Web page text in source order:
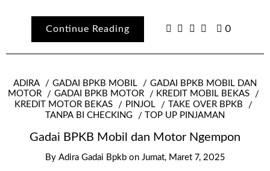
Continue Reading 0
ADIRA GADAI BPKB MOBIL
GADAI BPKB MOBIL DAN
MOTOR
GADAI BPKB MOTOR
KREDIT MOBIL BEKAS
KREDIT MOTOR BEKAS
PINJOL
TAKE OVER BPKB
TANPA BI CHECKING
TOP UP PINJAMAN
Gadai BPKB Mobil dan Motor Ngempon
By Adira Gadai Bpkb on Jumat, Maret 7, 2025